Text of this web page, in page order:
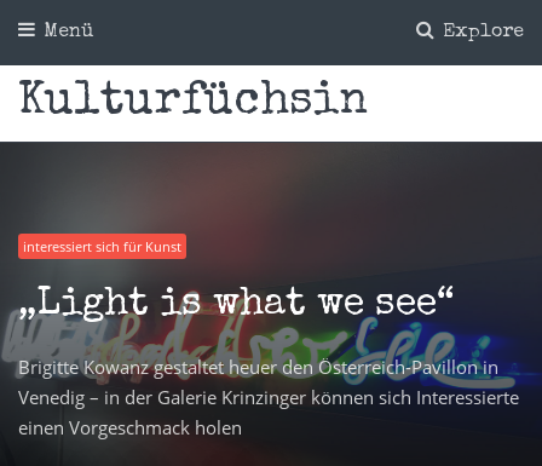
Explore
Menü
Kulturfüchsin
interessiert sich für Kunst
„Light is what we see“
Brigitte Kowanz gestaltet heuer den Österreich-Pavillon in
Venedig – in der Galerie Krinzinger können sich Interessierte
einen Vorgeschmack holen